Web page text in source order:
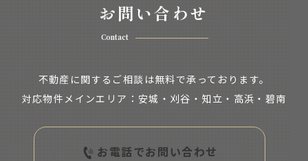
お問い合わせ
Contact
不動産に関するご相談は無料で承っております。
対応物件メインエリア：安城・刈谷・知立・ 高浜・碧南
お電話でお問い合わせ